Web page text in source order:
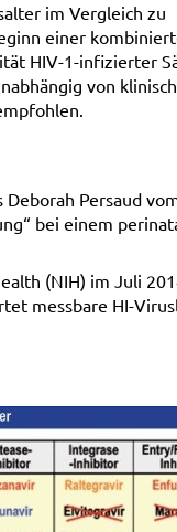
im Vergleich zu
einer
HIV-1-infizierter
von
Persaud
bei einem
(NIH) im Juli
messbare HI-